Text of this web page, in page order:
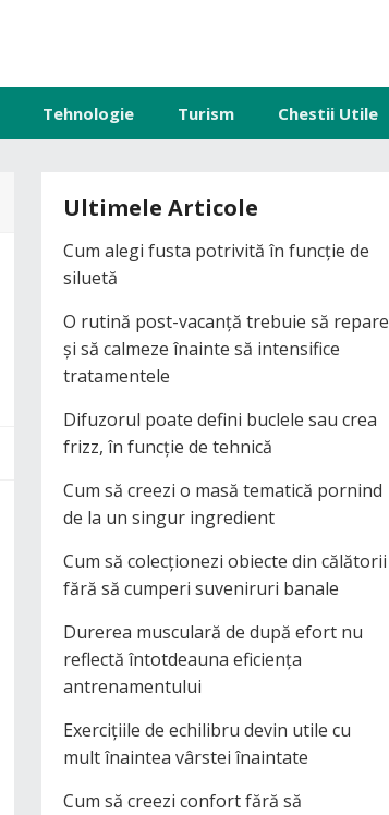
Tehnologie Turism Chestii Utile
Ultimele Articole
Cum alegi fusta potrivită în funcție de
siluetă
O rutină post-vacanță trebuie să repare
și să calmeze înainte să intensifice
tratamentele
Difuzorul poate defini buclele sau crea
frizz, în funcție de tehnică
Cum să creezi o masă tematică pornind
de la un singur ingredient
Cum să colecționezi obiecte din călătorii
fără să cumperi suveniruri banale
Durerea musculară de după efort nu
reflectă întotdeauna eficiența
antrenamentului
Exercițiile de echilibru devin utile cu
mult înaintea vârstei înaintate
Cum să creezi confort fără să